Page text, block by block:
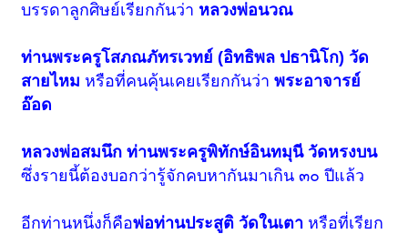
บรรดาลูกศิษย์เรียกกันว่า หลวงพ่อนวณ
ท่านพระครูโสภณภัทรเวทย์ (อิทธิพล ปธานิโก) วัด
สายไหม หรือที่คนคุ้นเคยเรียกกันว่า พระอาจารย์
อ๊อด
หลวงพ่อสมนึก ท่านพระครูพิทักษ์อินทมุนี วัดหรงบน
ซึ่งรายนี้ต้องบอกว่ารู้จักคบหากันมาเกิน ๓๐ ปีแล้ว
อีกท่านหนึ่งก็คือพ่อท่านประสูติ วัดในเตา หรือที่เรียก